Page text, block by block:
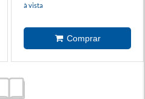
à vista